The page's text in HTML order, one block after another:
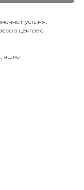
пустыня,
в центре с
яшма